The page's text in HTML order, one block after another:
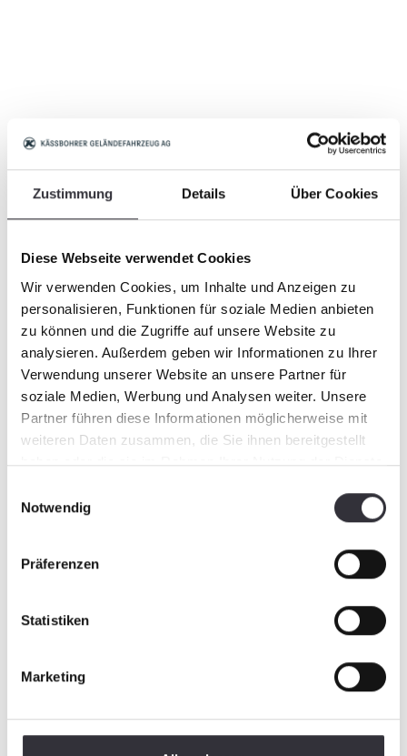
Zustimmung Details Über Cookies
Diese Webseite verwendet Cookies
Wir verwenden Cookies, um Inhalte und Anzeigen zu
personalisieren, Funktionen für soziale Medien anbieten
zu können und die Zugriffe auf unsere Website zu
analysieren. Außerdem geben wir Informationen zu Ihrer
Verwendung unserer Website an unsere Partner für
soziale Medien, Werbung und Analysen weiter. Unsere
Partner führen diese Informationen möglicherweise mit
weiteren Daten zusammen, die Sie ihnen bereitgestellt
haben oder die sie im Rahmen Ihrer Nutzung der Dienste
Notwendig
Präferenzen
Statistiken
Marketing